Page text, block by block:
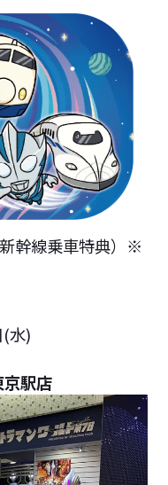
幹線乗車特典）※
水)
駅店